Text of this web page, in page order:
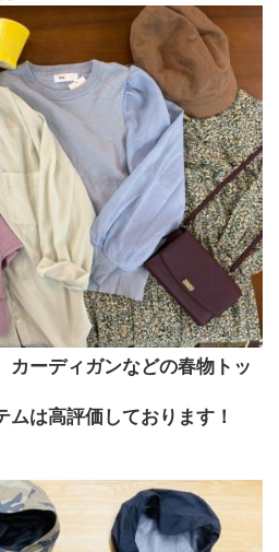
カーディガンなどの春物トッ
ムは高評価しております！